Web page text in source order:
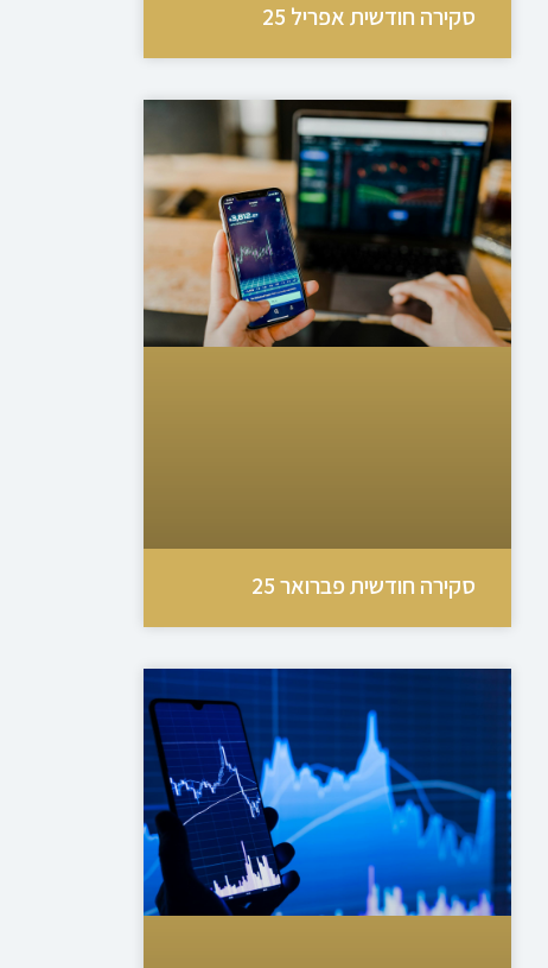
סקירה חודשית אפריל 25
סקירה חודשית פברואר 25